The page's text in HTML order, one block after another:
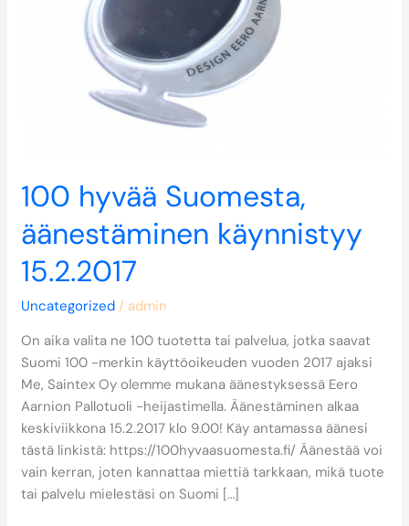
100 hyvää Suomesta,
äänestäminen käynnistyy
15.2.2017
Uncategorized / admin
On aika valita ne 100 tuotetta tai palvelua, jotka saavat
Suomi 100 -merkin käyttöoikeuden vuoden 2017 ajaksi
Me, Saintex Oy olemme mukana äänestyksessä Eero
Aarnion Pallotuoli -heijastimella. Äänestäminen alkaa
keskiviikkona 15.2.2017 klo 9.00! Käy antamassa äänesi
tästä linkistä: https://100hyvaasuomesta.fi/ Äänestää voi
vain kerran, joten kannattaa miettiä tarkkaan, mikä tuote
tai palvelu mielestäsi on Suomi […]